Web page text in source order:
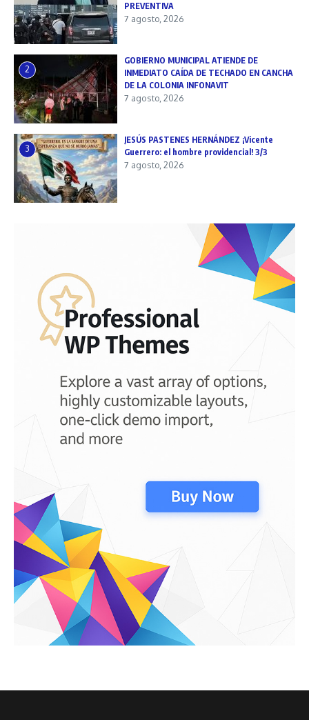
PREVENTIVA
7 agosto, 2026
2
GOBIERNO MUNICIPAL ATIENDE DE
INMEDIATO CAÍDA DE TECHADO EN CANCHA
DE LA COLONIA INFONAVIT
7 agosto, 2026
3
JESÚS PASTENES HERNÁNDEZ ¡Vicente
Guerrero: el hombre providencial! 3/3
7 agosto, 2026